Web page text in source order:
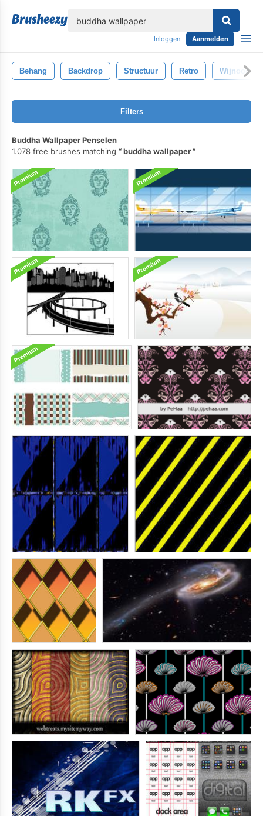
Inloggen Aanmelden
Behang Backdrop Structuur Retro Wijnoogst
Filters
Buddha Wallpaper Penselen
1.078 free brushes matching
buddha wallpaper